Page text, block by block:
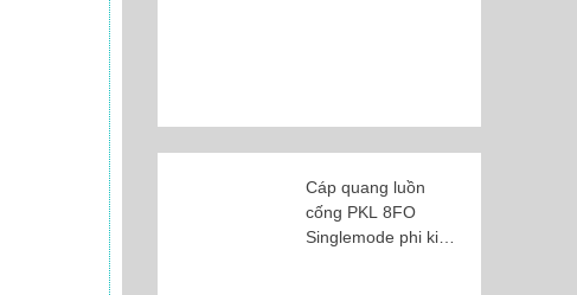
Cáp quang luồn
cống PKL 8FO
Singlemode phi kim